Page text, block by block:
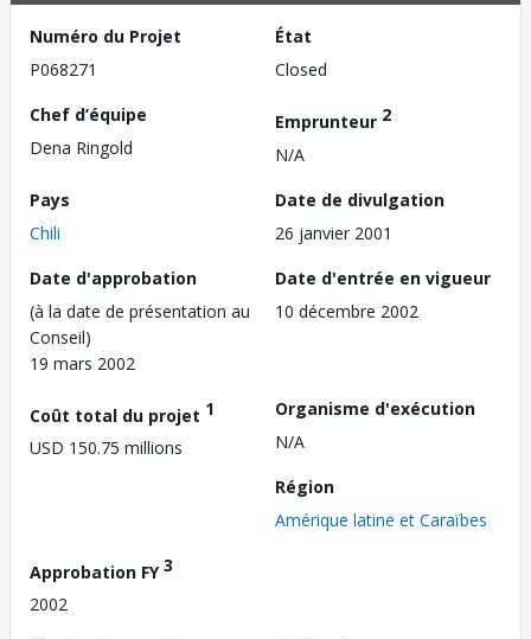
Numéro du Projet
P068271
État
Closed
Chef d’équipe
Dena Ringold
Emprunteur 2
N/A
Pays
Chili
Date de divulgation
26 janvier 2001
Date d'approbation
(à la date de présentation au
Conseil)
19 mars 2002
Date d'entrée en vigueur
10 décembre 2002
Coût total du projet 1
USD 150.75 millions
Organisme d'exécution
N/A
Région
Amérique latine et Caraïbes
Approbation FY3
2002